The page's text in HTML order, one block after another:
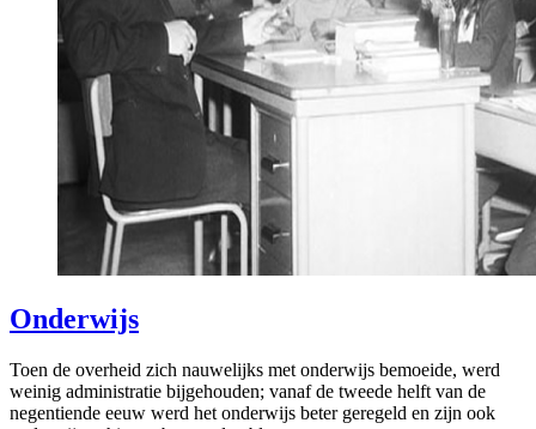
Onderwijs
Toen de overheid zich nauwelijks met onderwijs bemoeide, werd
weinig administratie bijgehouden; vanaf de tweede helft van de
negentiende eeuw werd het onderwijs beter geregeld en zijn ook